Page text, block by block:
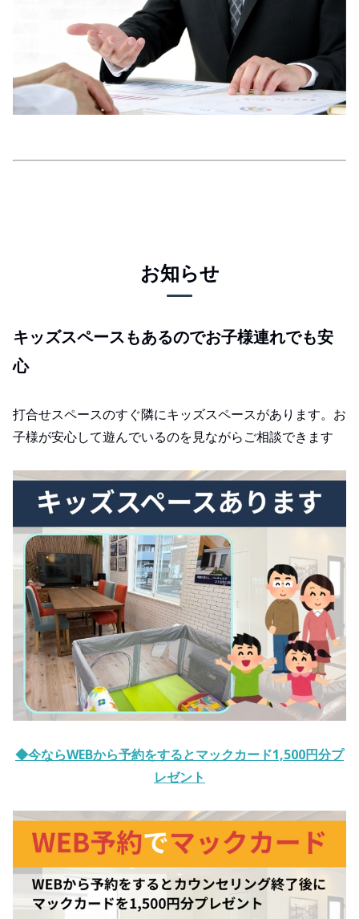
お知らせ
キッズスペースもあるのでお子様連れでも安
心
打合せスペースのすぐ隣にキッズスペースがあります。お
子様が安心して遊んでいるのを見ながらご相談できます
◆今ならWEBから予約をするとマックカード1,500円分プ
レゼント